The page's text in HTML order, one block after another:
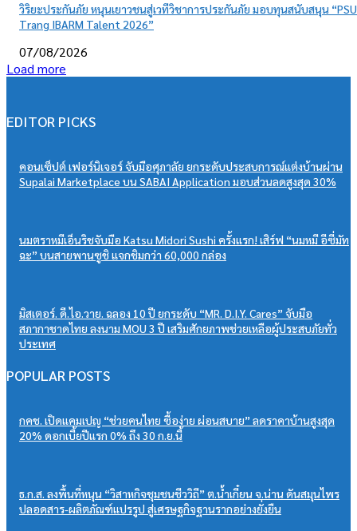
วิริยะประกันภัย หนุนเยาวชนสู่เวทีวิชาการประกันภัย มอบทุนสนับสนุน “PSU
Trang IBARM Talent 2026”
07/08/2026
Load more
EDITOR PICKS
คอนเซ็ปต์ เฟอร์นิเจอร์ จับมือศุภาลัย ยกระดับประสบการณ์แต่งบ้านผ่าน
Supalai Marketplace บน SABAI Application มอบส่วนลดสูงสุด 30%
นมตราหมีเอ็นริชจับมือ Katsu Midori Sushi ครั้งแรก! เสิร์ฟ “นมหมี อีซี่มัท
ฉะ” บนสายพานซูชิ แจกชิมกว่า 60,000 กล่อง
มิสเตอร์. ดี.ไอ.วาย. ฉลอง 10 ปี ยกระดับ “MR. D.I.Y. Cares” จับมือ
สภากาชาดไทย ลงนาม MOU 3 ปี เสริมศักยภาพช่วยเหลือผู้ประสบภัยทั่ว
ประเทศ
POPULAR POSTS
กคช. เปิดแคมเปญ “ช่วยคนไทย ซื้อง่าย ผ่อนสบาย” ลดราคาบ้านสูงสุด
20% ดอกเบี้ยปีแรก 0% ถึง 30 ก.ย.นี้
ธ.ก.ส. ลงพื้นที่หนุน “วิสาหกิจชุมชนชีววิถี” ต.น้ำเกี๋ยน จ.น่าน ดันสมุนไพร
ปลอดสาร-ผลิตภัณฑ์แปรรูป สู่เศรษฐกิจฐานรากอย่างยั่งยืน